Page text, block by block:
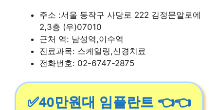
주소 :서울 동작구 사당로 222 김정문알로에
2,3층 (우)07010
근처 역: 남성역,이수역
진료과목: 스케일링,신경치료
전화번호: 02-6747-2875
✅40만원대 임플란트 👈👈